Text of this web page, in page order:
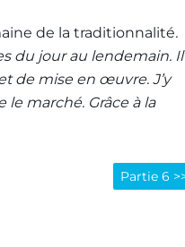
de la traditionnalité.
du jour au lendemain.
de mise en œuvre. J’y
marché. Grâce à la
Partie 6